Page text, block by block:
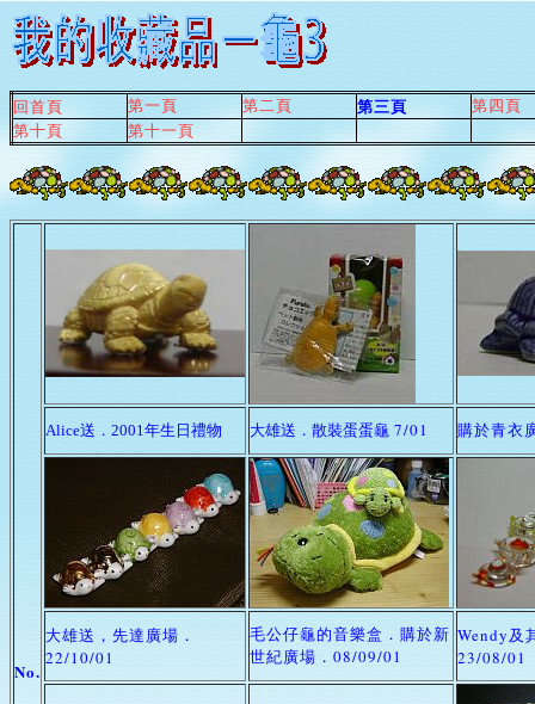
回首頁 第一頁 第二頁 第三頁
第四頁
第十頁
第十一頁
No.
Alice送．2001年生日禮物 大雄送．散裝蛋蛋龜 7/01 購於青衣
大雄送，先達廣場．
22/10/01
毛公仔龜的音樂盒．購於新
世紀廣場．08/09/01
Wendy及
23/08/01